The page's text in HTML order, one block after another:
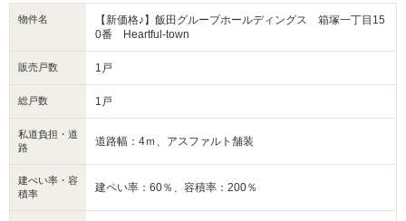
資料請求・現地のご見学はお気軽に♪
ホームトレードセンター仙台南営業所
お問い合わせ先：0120-888-673
物件名
【新価格♪】飯田グループホールディングス 箱塚一丁目15
0番 Heartful-town
販売戸数 1戸
総戸数 1戸
私道負担・道
路
道路幅：4ｍ、アスファルト舗装
建ぺい率・容
積率
建ペい率：60％、容積率：200％